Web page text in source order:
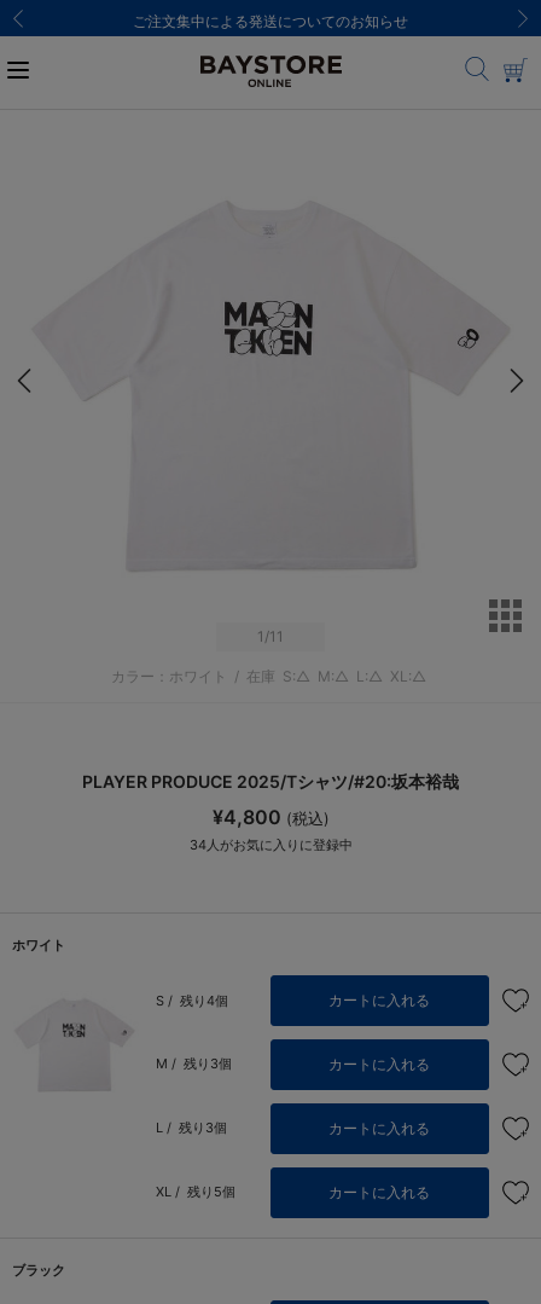
ご注文集中による発送についてのお知らせ
1 /11
カラー：ホワイト / 在庫 S:△ M:△ L:△ XL:△
PLAYER PRODUCE 2025/Tシャツ/#20:坂本裕哉
¥4,800 (税込)
34 人がお気に入りに登録中
ホワイト
S / 残り4個 カートに入れる
M / 残り3個 カートに入れる
L / 残り3個 カートに入れる
XL / 残り5個 カートに入れる
ブラック